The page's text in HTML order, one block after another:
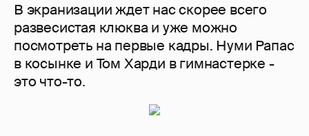
В экранизации ждет нас скорее всего
развесистая клюква и уже можно
посмотреть на первые кадры. Нуми Рапас
в косынке и Том Харди в гимнастерке -
это что-то.